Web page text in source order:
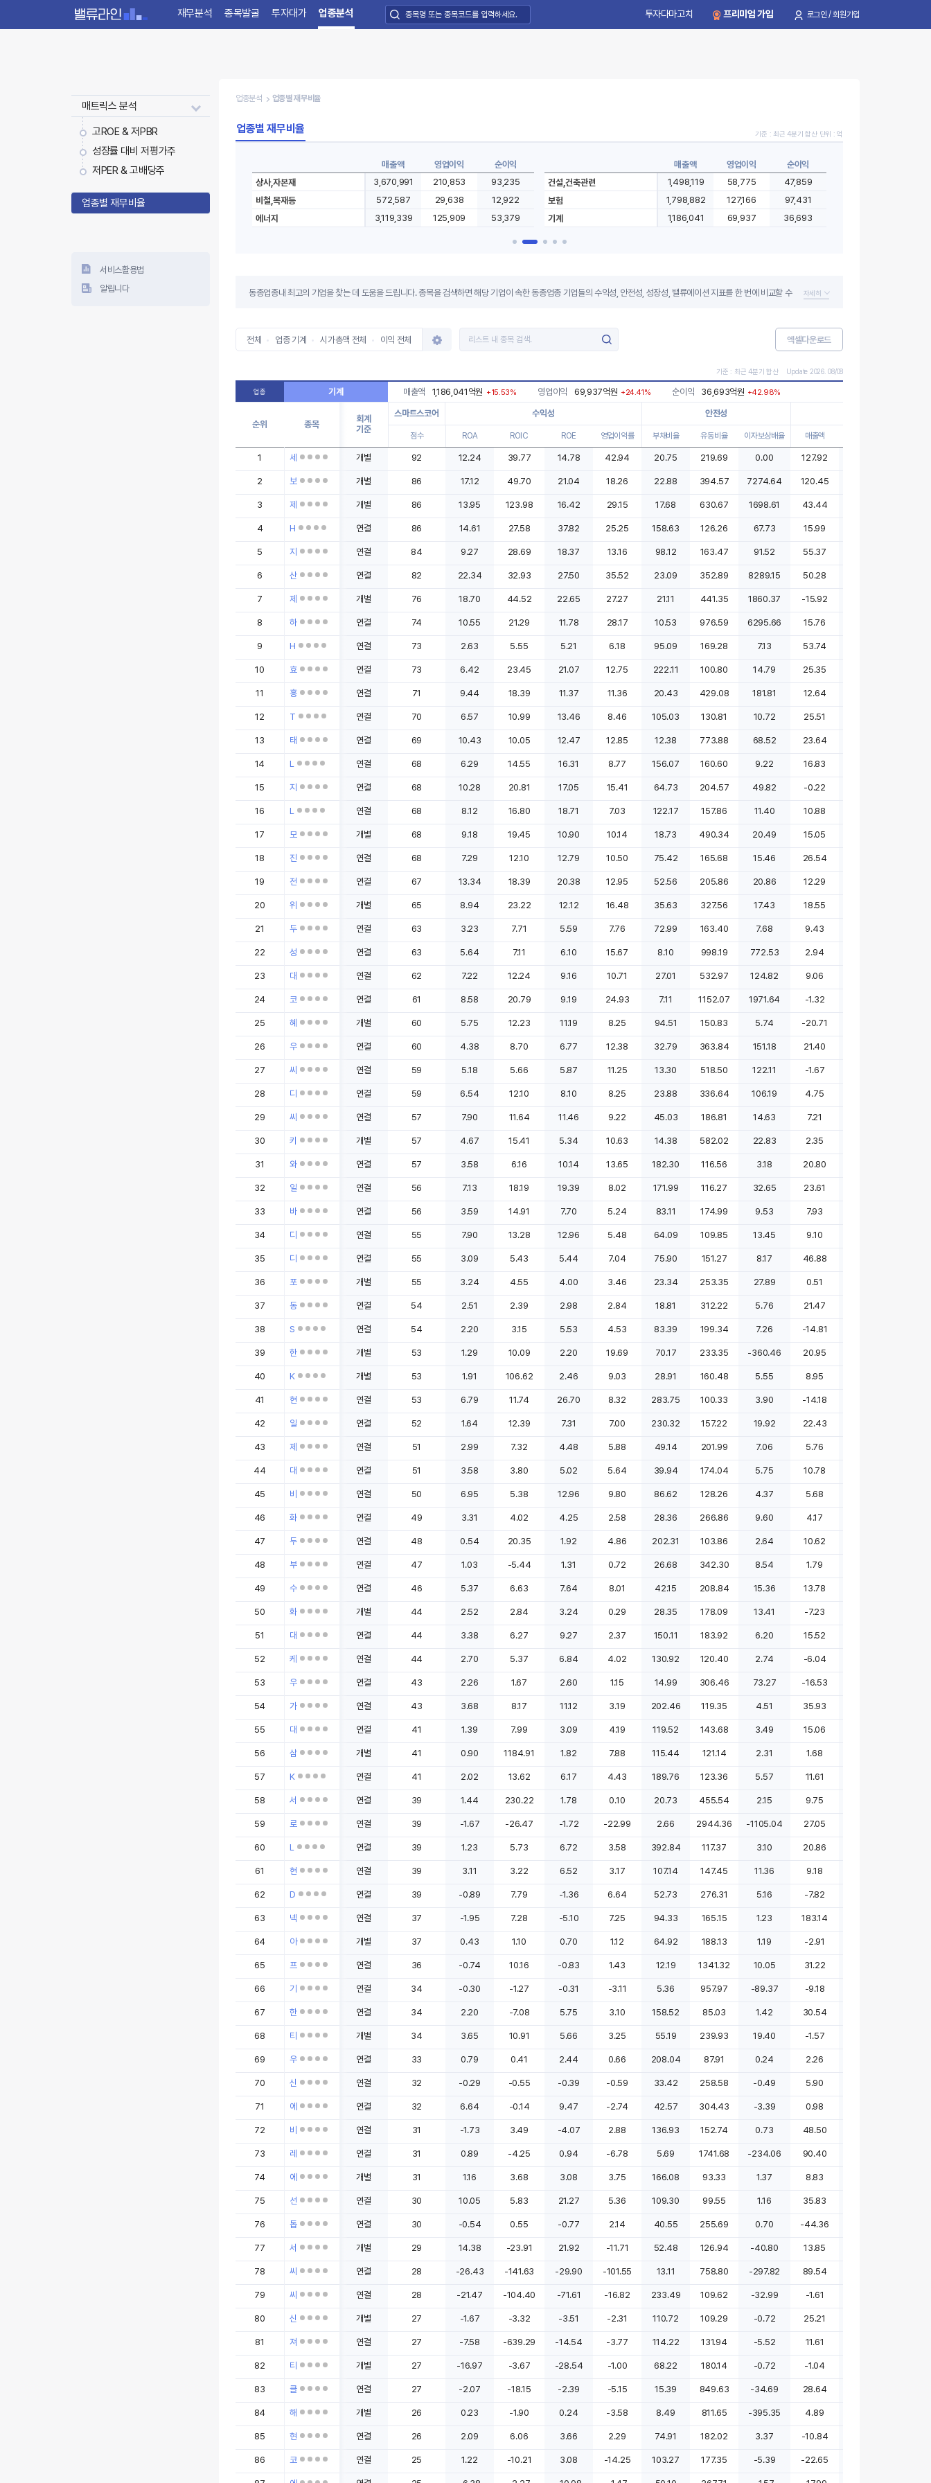
재무분석 종목발굴 투자대가 업종분석 투자다마고치 프리미엄 가입 로그인 / 회원가입
매트릭스 분석
고ROE & 저PBR
성장률 대비 저평가주
저PER & 고배당주
업종별 재무비율
서비스활용법
알립니다
업종분석 업종별 재무비율
업종별 재무비율 기준 : 최근 4분기 합산 단위 : 억
매출액
47,859
1,798,882
97,431
36,693
매출액 영업이익
1,349,888 29,189
10,691
5,792,866 1,907,026
1,767,735
958,006 37,433 23,199
매출액 영업이익
증권
2,395,704 196,125
986,727 86,132
1,568,801 181,620
자세히
동종업종내 최고의 기업을 찾는 데 도움을 드립니다. 종목을 검색하면 해당 기업이 속한 동종업종 기업들의 수익성, 안전성, 성장성, 밸류에이션 지표를 한 번에 비교할 수
전체 업종 기계 시가총액 전체 이익 전체
기준 : 최근 4분기 합산 Update 2026. 08/08
업종 기계 매출액 1,186,041억원 +15.53% 영업이익 69,937억원 +24.41% 순이익 36,693억원 +42.98%
순위 종목
회계
기준
스마트스코어 수익성 안전성
점수 ROA ROIC ROE 영업이익률 부채비율 유동비율 이자보상배율 매출액
1 세 개별 92 12.24 39.77 14.78 42.94 20.75 219.69 0.00 127.92
2 보 개별 86 17.12 49.70 21.04 18.26 22.88 394.57 7274.64 120.45
3 제 개별 86 13.95 123.98 16.42 29.15 17.68 630.67 1698.61 43.44
4 H 연결 86 14.61 27.58 37.82 25.25 158.63 126.26 67.73 15.99
5 지 연결 84 9.27 28.69 18.37 13.16 98.12 163.47 91.52 55.37
6 산 연결 82 22.34 32.93 27.50 35.52 23.09 352.89 8289.15 50.28
7 제 개별 76 18.70 44.52 22.65 27.27 21.11 441.35 1860.37 -15.92
8 하 연결 74 10.55 21.29 11.78 28.17 10.53 976.59 6295.66 15.76
9 H 연결 73 2.63 5.55 5.21 6.18 95.09 169.28 7.13 53.74
10 효 연결 73 6.42 23.45 21.07 12.75 222.11 100.80 14.79 25.35
11 흥 연결 71 9.44 18.39 11.37 11.36 20.43 429.08 181.81 12.64
12 T 연결 70 6.57 10.99 13.46 8.46 105.03 130.81 10.72 25.51
13 태 연결 69 10.43 10.05 12.47 12.85 12.38 773.88 68.52 23.64
14 L 연결 68 6.29 14.55 16.31 8.77 156.07 160.60 9.22 16.83
15 지 연결 68 10.28 20.81 17.05 15.41 64.73 204.57 49.82 -0.22
16 L 연결 68 8.12 16.80 18.71 7.03 122.17 157.86 11.40 10.88
17 모 개별 68 9.18 19.45 10.90 10.14 18.73 490.34 20.49 15.05
18 진 연결 68 7.29 12.10 12.79 10.50 75.42 165.68 15.46 26.54
19 전 연결 67 13.34 18.39 20.38 12.95 52.56 205.86 20.86 12.29
20 위 개별 65 8.94 23.22 12.12 16.48 35.63 327.56 17.43 18.55
21 두 연결 63 3.23 7.71 5.59 7.76 72.99 163.40 7.68 9.43
22 성 연결 63 5.64 7.11 6.10 15.67 8.10 998.19 772.53 2.94
23 대 연결 62 7.22 12.24 9.16 10.71 27.01 532.97 124.82 9.06
24 코 연결 61 8.58 20.79 9.19 24.93 7.11 1152.07 1971.64 -1.32
25 혜 개별 60 5.75 12.23 11.19 8.25 94.51 150.83 5.74 -20.71
26 우 연결 60 4.38 8.70 6.77 12.38 32.79 363.84 151.18 21.40
27 씨 연결 59 5.18 5.66 5.87 11.25 13.30 518.50 122.11 -1.67
28 디 연결 59 6.54 12.10 8.10 8.25 23.88 336.64 106.19 4.75
29 씨 연결 57 7.90 11.64 11.46 9.22 45.03 186.81 14.63 7.21
30 키 개별 57 4.67 15.41 5.34 10.63 14.38 582.02 22.83 2.35
31 와 연결 57 3.58 6.16 10.14 13.65 182.30 116.56 3.18 20.80
32 일 연결 56 7.13 18.19 19.39 8.02 171.99 116.27 32.65 23.61
33 바 연결 56 3.59 14.91 7.70 5.24 83.11 174.99 9.53 7.93
34 디 연결 55 7.90 13.28 12.96 5.48 64.09 109.85 13.45 9.10
35 디 연결 55 3.09 5.43 5.44 7.04 75.90 151.27 8.17 46.88
36 포 개별 55 3.24 4.55 4.00 3.46 23.34 253.35 27.89 0.51
37 동 연결 54 2.51 2.39 2.98 2.84 18.81 312.22 5.76 21.47
38 S 연결 54 2.20 3.15 5.53 4.53 83.39 199.34 7.26 -14.81
39 한 개별 53 1.29 10.09 2.20 19.69 70.17 233.35 -360.46 20.95
40 K 개별 53 1.91 106.62 2.46 9.03 28.91 160.48 5.55 8.95
41 현 연결 53 6.79 11.74 26.70 8.32 283.75 100.33 3.90 -14.18
42 일 연결 52 1.64 12.39 7.31 7.00 230.32 157.22 19.92 22.43
43 제 연결 51 2.99 7.32 4.48 5.88 49.14 201.99 7.06 5.76
44 대 연결 51 3.58 3.80 5.02 5.64 39.94 174.04 5.75 10.78
45 비 연결 50 6.95 5.38 12.96 9.80 86.62 128.26 4.37 5.68
46 화 연결 49 3.31 4.02 4.25 2.58 28.36 266.86 9.60 4.17
47 두 연결 48 0.54 20.35 1.92 4.86 202.31 103.86 2.64 10.62
48 부 연결 47 1.03 -5.44 1.31 0.72 26.68 342.30 8.54 1.79
49 수 연결 46 5.37 6.63 7.64 8.01 42.15 208.84 15.36 13.78
50 화 개별 44 2.52 2.84 3.24 0.29 28.35 178.09 13.41 -7.23
51 대 연결 44 3.38 6.27 9.27 2.37 150.11 183.92 6.20 15.52
52 케 연결 44 2.70 5.37 6.84 4.02 130.92 120.40 2.74 -6.04
53 우 연결 43 2.26 1.67 2.60 1.15 14.99 306.46 73.27 -16.53
54 가 연결 43 3.68 8.17 11.12 3.19 202.46 119.35 4.51 35.93
55 대 연결 41 1.39 7.99 3.09 4.19 119.52 143.68 3.49 15.06
56 삼 개별 41 0.90 1184.91 1.82 7.88 115.44 121.14 2.31 1.68
57 K 연결 41 2.02 13.62 6.17 4.43 189.76 123.36 5.57 11.61
58 서 연결 39 1.44 230.22 1.78 0.10 20.73 455.54 2.15 9.75
59 로 연결 39 -1.67 -26.47 -1.72 -22.99 2.66 2944.36 -1105.04 27.05
60 L 연결 39 1.23 5.73 6.72 3.58 392.84 117.37 3.10 20.86
61 현 연결 39 3.11 3.22 6.52 3.17 107.14 147.45 11.36 9.18
62 D 연결 39 -0.89 7.79 -1.36 6.64 52.73 276.31 5.16 -7.82
63 넥 연결 37 -1.95 7.28 -5.10 7.25 94.33 165.15 1.23 183.14
64 아 개별 37 0.43 1.10 0.70 1.12 64.92 188.13 1.19 -2.91
65 프 연결 36 -0.74 10.16 -0.83 1.43 12.19 1341.32 10.05 31.22
66 기 연결 34 -0.30 -1.27 -0.31 -3.11 5.36 957.97 -89.37 -9.18
67 한 연결 34 2.20 -7.08 5.75 3.10 158.52 85.03 1.42 30.54
68 티 개별 34 3.65 10.91 5.66 3.25 55.19 239.93 19.40 -1.57
69 우 연결 33 0.79 0.41 2.44 0.66 208.04 87.91 0.24 2.26
70 신 연결 32 -0.29 -0.55 -0.39 -0.59 33.42 258.58 -0.49 5.90
71 에 연결 32 6.64 -0.14 9.47 -2.74 42.57 304.43 -3.39 0.98
72 비 연결 31 -1.73 3.49 -4.07 2.88 136.93 152.74 0.73 48.50
73 레 연결 31 0.89 -4.25 0.94 -6.78 5.69 1741.68 -234.06 90.40
74 에 개별 31 1.16 3.68 3.08 3.75 166.08 93.33 1.37 8.83
75 선 연결 30 10.05 5.83 21.27 5.36 109.30 99.55 1.16 35.83
76 톱 연결 30 -0.54 0.55 -0.77 2.14 40.55 255.69 0.70 -44.36
77 서 개별 29 14.38 -23.91 21.92 -11.71 52.48 126.94 -40.80 13.85
78 씨 연결 28 -26.43 -141.63 -29.90 -101.55 13.11 758.80 -297.82 89.54
79 씨 연결 28 -21.47 -104.40 -71.61 -16.82 233.49 109.62 -32.99 -1.61
80 신 개별 27 -1.67 -3.32 -3.51 -2.31 110.72 109.29 -0.72 25.21
81 져 연결 27 -7.58 -639.29 -14.54 -3.77 114.22 131.94 -5.52 11.61
82 티 개별 27 -16.97 -3.67 -28.54 -1.00 68.22 180.14 -0.72 -1.04
83 클 연결 27 -2.07 -18.15 -2.39 -5.15 15.39 849.63 -34.69 28.64
84 해 개별 26 0.23 -1.90 0.24 -3.58 8.49 811.65 -395.35 4.89
85 현 연결 26 2.09 6.06 3.66 2.29 74.91 182.02 3.37 -10.84
86 코 연결 25 1.22 -10.21 3.08 -14.25 103.27 177.35 -5.39 -22.65